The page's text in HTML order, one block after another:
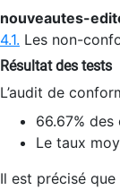
nouveautes-
4.1. Les non-
Résultat des tests
L’audit de
66.67%
Le taux
Il est précisé